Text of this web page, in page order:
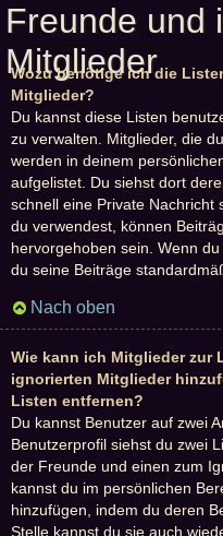
Freunde und
Mitglieder
Wozu benötige ich die
Mitglieder?
Du kannst diese Listen
zu verwalten. Mitglieder, die
werden in deinem
aufgelistet. Du siehst dort
schnell eine Private Nachricht
du verwendest, können
hervorgehoben sein. Wenn
du seine Beiträge
Nach oben
Wie kann ich Mitglieder zur
ignorierten Mitglieder
Listen entfernen?
Du kannst Benutzer auf zwei
Benutzerprofil siehst du zwei
der Freunde und einen zum
kannst du im persönlichen
hinzufügen, indem du deren
Stelle kannst du sie auch